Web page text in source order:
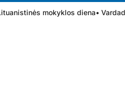
mokyklos diena•